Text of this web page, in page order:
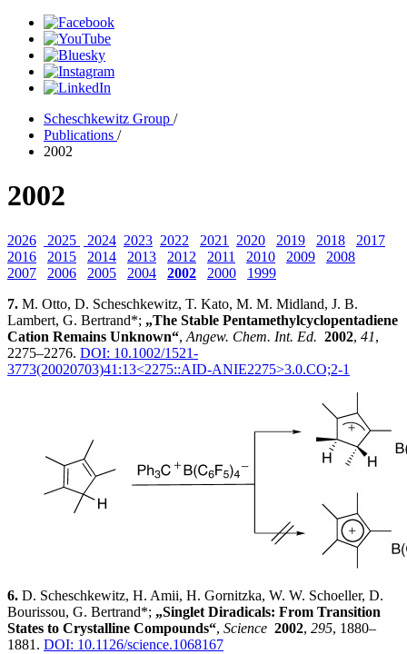
Scheschkewitz Group /
Publications /
2002
2002
2026 2025 2024 2023 2022 2021 2020 2019 2018
2017
2016
2015 2014 2013 2012 2011 2010 2009
2008
2007
2006 2005 2004 2002 2000
1999
7. M. Otto, D. Scheschkewitz, T. Kato, M. M. Midland, J. B.
Lambert, G. Bertrand*; „The Stable Pentamethylcyclopentadiene
Cation Remains Unknown“, Angew. Chem. Int. Ed. 2002, 41,
2275–2276. DOI: 10.1002/1521-
3773(20020703)41:13<2275::AID-ANIE2275>3.0.CO;2-1
6. D. Scheschkewitz, H. Amii, H. Gornitzka, W. W. Schoeller, D.
Bourissou, G. Bertrand*; „Singlet Diradicals: From Transition
States to Crystalline Compounds“, Science 2002, 295, 1880–
1881. DOI: 10.1126/science.1068167